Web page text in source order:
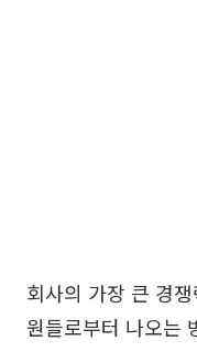
회사의 가장 큰 경
원들로부터 나오는